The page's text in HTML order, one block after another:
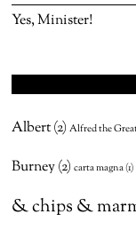
Yes, Minister!
Albert(2) Alfred the
Burney(2) carta magna(1)
& chips &